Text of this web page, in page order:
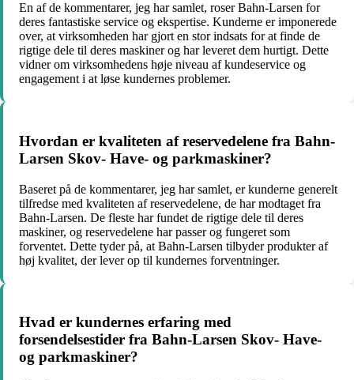
En af de kommentarer, jeg har samlet, roser Bahn-Larsen for
deres fantastiske service og ekspertise. Kunderne er imponerede
over, at virksomheden har gjort en stor indsats for at finde de
rigtige dele til deres maskiner og har leveret dem hurtigt. Dette
vidner om virksomhedens høje niveau af kundeservice og
engagement i at løse kundernes problemer.
Hvordan er kvaliteten af reservedelene fra Bahn-
Larsen Skov- Have- og parkmaskiner?
Baseret på de kommentarer, jeg har samlet, er kunderne generelt
tilfredse med kvaliteten af reservedelene, de har modtaget fra
Bahn-Larsen. De fleste har fundet de rigtige dele til deres
maskiner, og reservedelene har passer og fungeret som
forventet. Dette tyder på, at Bahn-Larsen tilbyder produkter af
høj kvalitet, der lever op til kundernes forventninger.
Hvad er kundernes erfaring med
forsendelsestider fra Bahn-Larsen Skov- Have-
og parkmaskiner?